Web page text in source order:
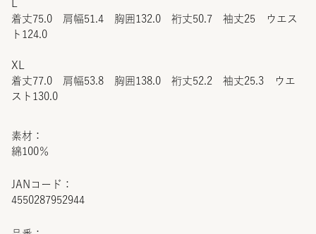
JANコード：
4550287952944
着丈75.0 肩幅51.4 胸囲132.0 裄丈50.7 袖丈25 ウエス
ト124.0
XL
着丈77.0 肩幅53.8 胸囲138.0 裄丈52.2 袖丈25.3 ウエ
スト130.0
素材：
綿100％